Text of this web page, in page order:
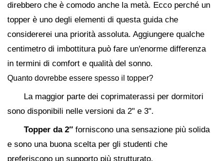
direbbero che è comodo anche la metà. Ecco perché un
topper è uno degli elementi di questa guida che
considererei una priorità assoluta. Aggiungere qualche
centimetro di imbottitura può fare un'enorme differenza
in termini di comfort e qualità del sonno.
Quanto dovrebbe essere spesso il topper?
La maggior parte dei coprimaterassi per dormitori
sono disponibili nelle versioni da 2" e 3".
Topper da 2″ forniscono una sensazione più solida
e sono una buona scelta per gli studenti che
preferiscono un supporto più strutturato.